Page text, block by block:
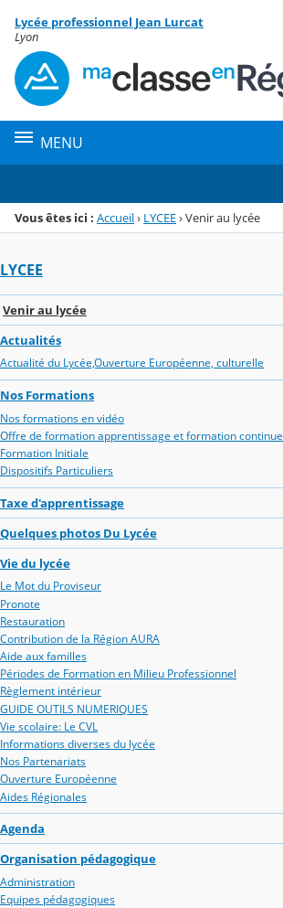
Menu de la rubrique
Contenu
Lycée professionnel Jean Lurcat
Lyon
MENU
Vous êtes ici : Accueil› LYCEE›Venir au lycée
LYCEE
Venir au lycée
Actualités
Actualité du Lycée,Ouverture Européenne, culturelle
Nos Formations
Nos formations en vidéo
Offre de formation apprentissage et formation continue
Formation Initiale
Dispositifs Particuliers
Taxe d'apprentissage
Quelques photos Du Lycée
Vie du lycée
Le Mot du Proviseur
Pronote
Restauration
Contribution de la Région AURA
Aide aux familles
Périodes de Formation en Milieu Professionnel
Règlement intérieur
GUIDE OUTILS NUMERIQUES
Vie scolaire: Le CVL
Informations diverses du lycée
Nos Partenariats
Ouverture Européenne
Aides Régionales
Agenda
Organisation pédagogique
Administration
Equipes pédagogiques